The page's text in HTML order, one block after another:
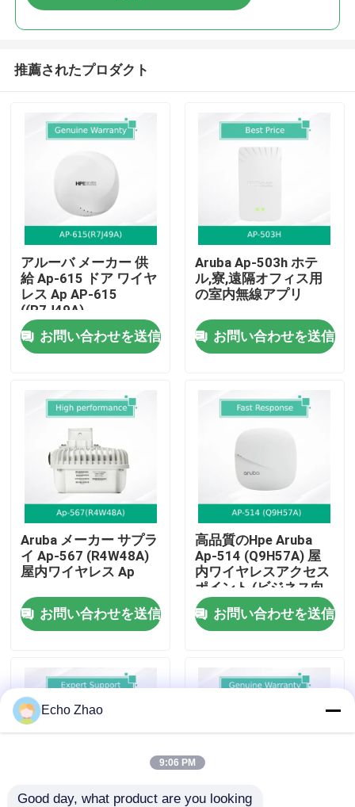
ホーム
製品
動画
私たちについて
工場見学
品質管理
ニュース
見積もりを依頼する
推薦されたプロダクト
アルーバ メーカー 供
給 Ap-615 ドア ワイヤ
レス Ap AP-615
((R7J49A)
お問い合わせを送信
Aruba Ap-503h ホテ
ル,寮,遠隔オフィス用
の室内無線アプリ
お問い合わせを送信
Aruba メーカー サプラ
イ Ap-567 (R4W48A)
屋内ワイヤレス Ap
お問い合わせを送信
高品質のHpe Aruba
Ap-514 (Q9H57A) 屋
内ワイヤレスアクセス
ポイント (ビジネス向
け)
お問い合わせを送信
Echo Zhao
9:06 PM
Good day, what product are you looking